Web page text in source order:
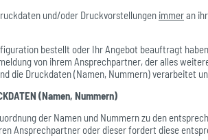
und/oder Druckvorstellungen immeran
bestellt oder Ihr Angebot beauftragt
von ihrem Ansprechpartner, der alles
die Druckdaten (Namen, Nummern) verarbeitet
(Namen, Nummern)
der Namen und Nummern zu den
Ansprechpartner oder dieser fordert diese